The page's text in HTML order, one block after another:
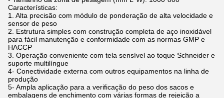
Características:
1. Alta precisão com módulo de ponderação de alta velocidade e
sensor de peso
2. Estrutura simples com construção completa de aço inoxidável
para fácil manutenção e conformidade com as normas GMP e
HACCP
3. Operação conveniente com tela sensível ao toque Schneider e
suporte multilíngue
4- Conectividade externa com outros equipamentos na linha de
produção
5- Ampla aplicação para a verificação do peso dos sacos e
embalagens de enchimento com várias formas de rejeição a